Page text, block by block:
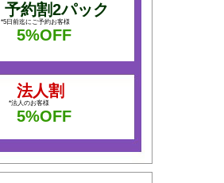
予約割2パック
*5日前迄にご予約お客様
5%OFF
法人割
*法人のお客様
5%OFF